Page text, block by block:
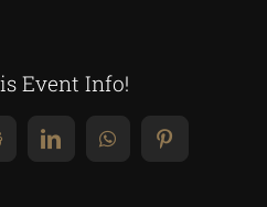
Event Info!
LinkedInWhatsAppPinterest